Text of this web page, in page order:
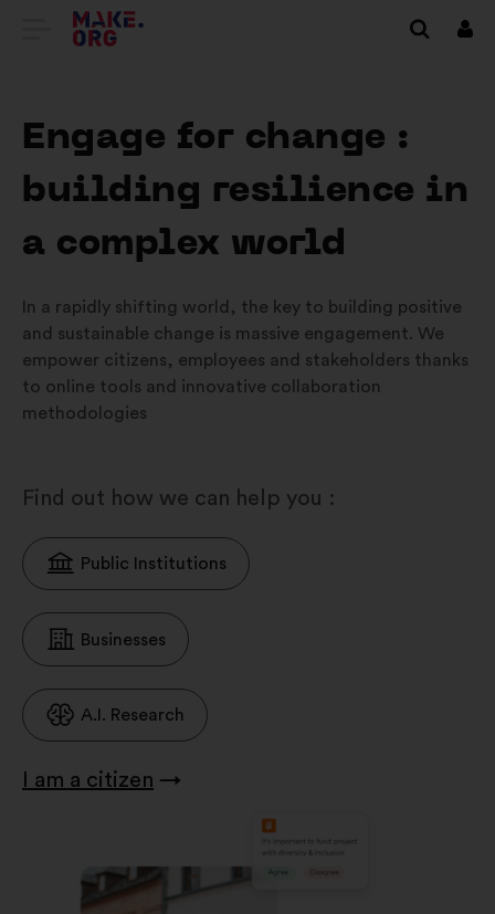
GA
HOMEPAGE
VAN
MAKE.ORG
Engage for change :
building resilience in
a complex world
In a rapidly shifting world, the key to building positive
and sustainable change is massive engagement. We
empower citizens, employees and stakeholders thanks
to online tools and innovative collaboration
methodologies
Find out how we can help you :
Public Institutions
Businesses
A.I. Research
I am a citizen →